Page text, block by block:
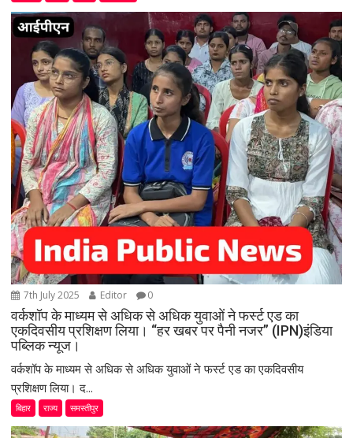
7th July 2025 Editor 0
वर्कशॉप के माध्यम से अधिक से अधिक युवाओं ने फर्स्ट एड का
एकदिवसीय प्रशिक्षण लिया। “हर खबर पर पैनी नजर” (IPN)इंडिया
पब्लिक न्यूज।
वर्कशॉप के माध्यम से अधिक से अधिक युवाओं ने फर्स्ट एड का एकदिवसीय
प्रशिक्षण लिया। द...
बिहार राज्य समस्तीपुर